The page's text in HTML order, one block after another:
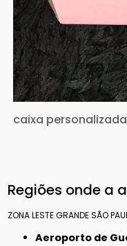
caixa
Regiões onde a
ZONA LESTEGRANDE SÃO
Aeroporto de